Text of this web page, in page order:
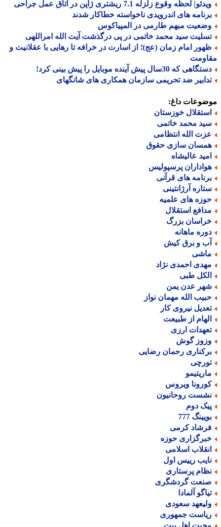
لحظه وقوع زلزله 7.1 ریشتری ژاپن در اتاق عمل جراحی
های اندرویدی ناخواسته خطاکار شدند
مبهم طارمی در المپیاکوس
سید محمد خاتمی در پی درگذشت آیت الله امراللهی
امام زمان (عج)؛ از اسارت در خرافه تا رهایی با عقلانیت و
که 30سال پیش آینده موبایل را پیش بینی کرد!
ضد تحریمی سازمان همکاری های شانگهای
داغ:
خوزستان
محمد خاتمی
الله انتظامی
سازی حقوق
عالیشاه
پرسپولیس
های قرآنی
آرژانتینی
های علمیه
استقلال
بزرگ
ماهانه
و برق کیش
احمدی نژاد
طبی
عدن یمن
الله مهمان نواز
نیروی کار
از طبیعت
ارزی
گوش
رحمان رضایی
ویروس
روحانیون
دوم
777
کرمی
حوزه
اسلامی
رییس اول
پرستاری
گردشگری
آلمادا
سعودی
جمهوری